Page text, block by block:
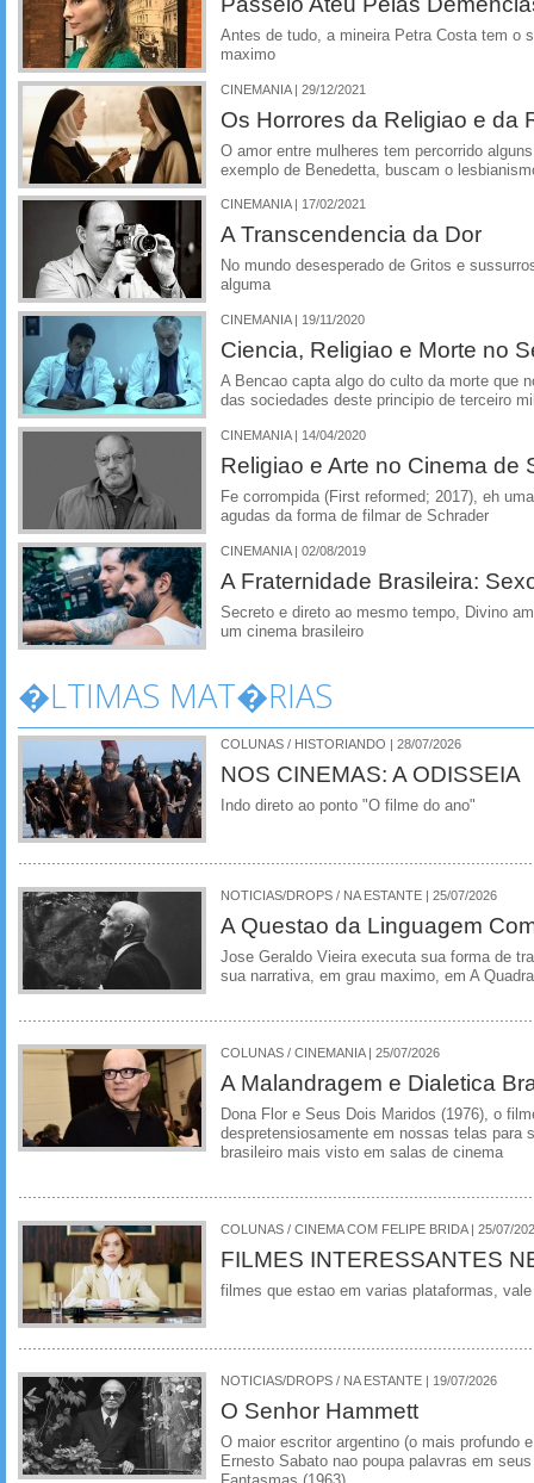
Antes de tudo, a mineira Petra Costa tem o
maximo
CINEMANIA | 29/12/2021
Os Horrores da Religiao e da
O amor entre mulheres tem percorrido
exemplo de Benedetta, buscam o
CINEMANIA | 17/02/2021
A Transcendencia da Dor
No mundo desesperado de Gritos e
alguma
CINEMANIA | 19/11/2020
Ciencia, Religiao e Morte no
A Bencao capta algo do culto da morte que
das sociedades deste principio de terceiro
CINEMANIA | 14/04/2020
Religiao e Arte no Cinema de
Fe corrompida (First reformed; 2017), eh
agudas da forma de filmar de Schrader
CINEMANIA | 02/08/2019
A Fraternidade Brasileira:
Secreto e direto ao mesmo tempo, Divino
um cinema brasileiro
�LTIMAS MAT�RIAS
COLUNAS / HISTORIANDO | 28/07/2026
NOS CINEMAS: A ODISSEIA
Indo direto ao ponto "O filme do ano"
NOTICIAS/DROPS / NA ESTANTE | 25/07/2026
A Questao da Linguagem
Jose Geraldo Vieira executa sua forma de
sua narrativa, em grau maximo, em A
COLUNAS / CINEMANIA | 25/07/2026
A Malandragem e Dialetica
Dona Flor e Seus Dois Maridos (1976), o
despretensiosamente em nossas telas para
brasileiro mais visto em salas de cinema
COLUNAS / CINEMA COM FELIPE BRIDA | 25/07/
FILMES INTERESSANTES
filmes que estao em varias plataformas,
NOTICIAS/DROPS / NA ESTANTE | 19/07/2026
O Senhor Hammett
O maior escritor argentino (o mais profundo
Ernesto Sabato nao poupa palavras em